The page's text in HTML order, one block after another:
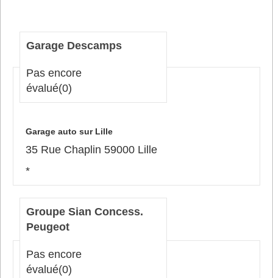
Garage Descamps
Pas encore
évalué(0)
Garage auto sur Lille
35 Rue Chaplin 59000 Lille
*
Groupe Sian Concess.
Peugeot
Pas encore
évalué(0)